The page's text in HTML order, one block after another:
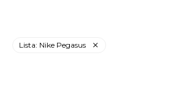
Lista: Nike Pegasus